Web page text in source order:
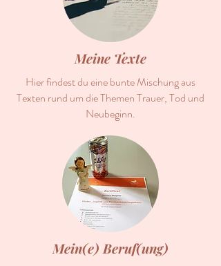
Meine Texte
Hier findest du eine bunte Mischung aus
Texten rund um die Themen Trauer, Tod und
Neubeginn.
Mein(e) Beruf(ung)